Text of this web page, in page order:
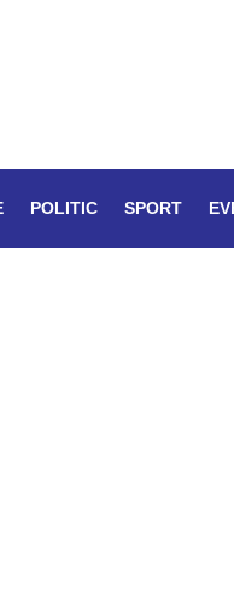
POLITIC SPORT